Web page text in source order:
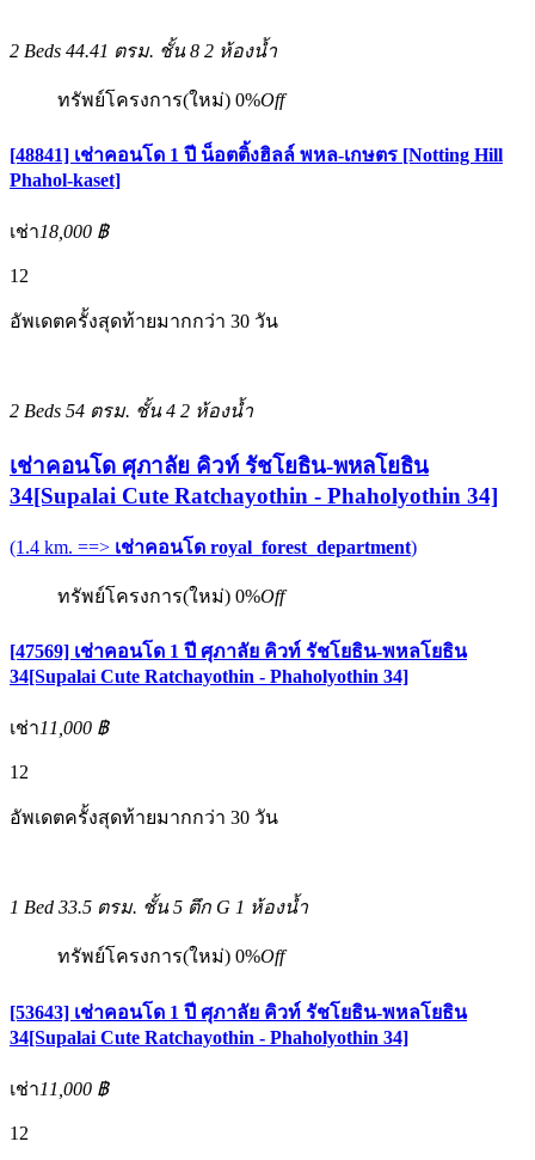
2 Beds 44.41 ตรม. ชั้น 8 2 ห้องน้ำ
ทรัพย์โครงการ(ใหม่) 0%Off
[48841] เช่าคอนโด 1 ปี น็อตติ้งฮิลล์ พหล-เกษตร [Notting Hill
Phahol-kaset]
เช่า18,000 ฿
12
อัพเดตครั้งสุดท้ายมากกว่า 30 วัน
2 Beds 54 ตรม. ชั้น 4 2 ห้องน้ำ
เช่าคอนโด ศุภาลัย คิวท์ รัชโยธิน-พหลโยธิน
34[Supalai Cute Ratchayothin - Phaholyothin 34]
(1.4 km. ==> เช่าคอนโด royal_forest_department)
ทรัพย์โครงการ(ใหม่) 0%Off
[47569] เช่าคอนโด 1 ปี ศุภาลัย คิวท์ รัชโยธิน-พหลโยธิน
34[Supalai Cute Ratchayothin - Phaholyothin 34]
เช่า11,000 ฿
12
อัพเดตครั้งสุดท้ายมากกว่า 30 วัน
1 Bed 33.5 ตรม. ชั้น 5 ตึก G 1 ห้องน้ำ
ทรัพย์โครงการ(ใหม่) 0%Off
[53643] เช่าคอนโด 1 ปี ศุภาลัย คิวท์ รัชโยธิน-พหลโยธิน
34[Supalai Cute Ratchayothin - Phaholyothin 34]
เช่า11,000 ฿
12